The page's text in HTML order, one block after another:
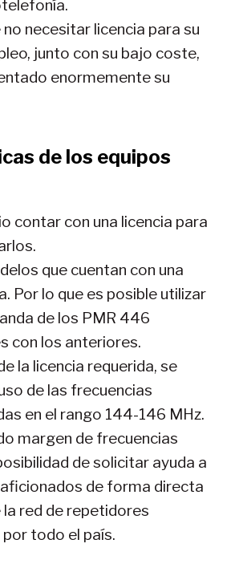
no necesitar licencia para su
junto con su bajo coste,
enormemente su
de los equipos
contar con una licencia para
que cuentan con una
Por lo que es posible utilizar
de los PMR 446
con los anteriores.
la licencia requerida, se
de las frecuencias
en el rango 144-146 MHz.
margen de frecuencias
de solicitar ayuda a
de forma directa
red de repetidores
todo el país.